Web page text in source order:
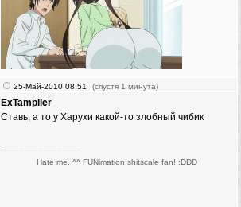
25-Май-2010 08:51 (спустя 1 минута)
ExTamplier
Ставь, а то у Харухи какой-то злобный чибик
Hate me. ^^ FUNimation shitscale fan! :DDD